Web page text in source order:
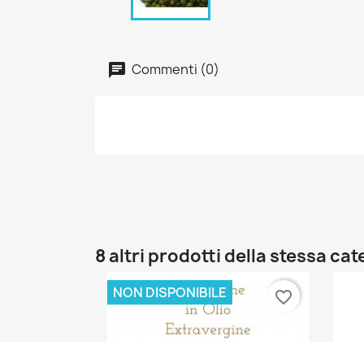
Commenti (0)
8 altri prodotti della stessa
NON DISPONIBILE favorite_border